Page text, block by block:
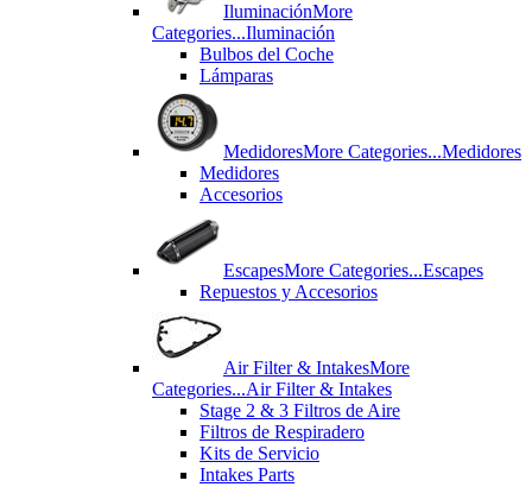
IluminaciónMore
Categories...Iluminación
Bulbos del Coche
Lámparas
MedidoresMore Categories...Medidores
Medidores
Accesorios
EscapesMore Categories...Escapes
Repuestos y Accesorios
Air Filter & IntakesMore
Categories...Air Filter & Intakes
Stage 2 & 3 Filtros de Aire
Filtros de Respiradero
Kits de Servicio
Intakes Parts